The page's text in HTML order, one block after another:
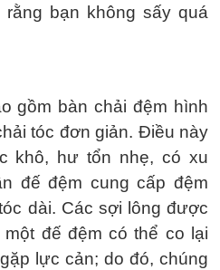
bạn không sấy quá
gồm bàn chải đệm hình
tóc đơn giản. Điều này
khô, hư tổn nhẹ, có xu
đế đệm cung cấp đệm
dài. Các sợi lông được
đế đệm có thể co lại
lực cản; do đó, chúng